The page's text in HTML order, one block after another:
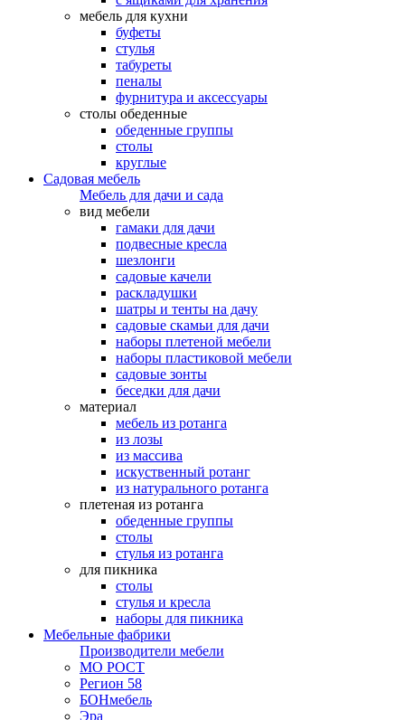
мебель для кухни
буфеты
стулья
табуреты
пеналы
фурнитура и аксессуары
столы обеденные
обеденные группы
столы
круглые
Садовая мебель
Мебель для дачи и сада
вид мебели
гамаки для дачи
подвесные кресла
шезлонги
садовые качели
раскладушки
шатры и тенты на дачу
садовые скамьи для дачи
наборы плетеной мебели
наборы пластиковой мебели
садовые зонты
беседки для дачи
материал
мебель из ротанга
из лозы
из массива
искуственный ротанг
из натурального ротанга
плетеная из ротанга
обеденные группы
столы
стулья из ротанга
для пикника
столы
стулья и кресла
наборы для пикника
Мебельные фабрики
Производители мебели
МО РОСТ
Регион 58
БОНмебель
Эра